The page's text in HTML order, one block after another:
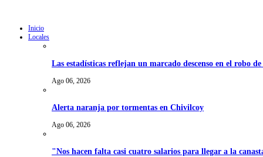
Inicio
Locales
Las estadísticas reflejan un marcado descenso en el robo
Ago 06, 2026
Alerta naranja por tormentas en Chivilcoy
Ago 06, 2026
"Nos hacen falta casi cuatro salarios para llegar a la